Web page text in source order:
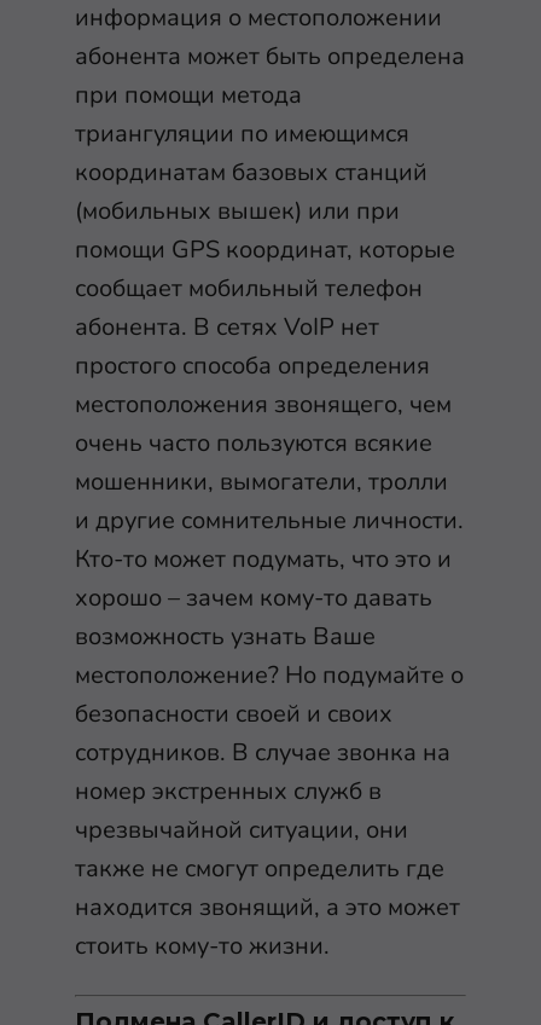
информация о местоположении
абонента может быть определена
при помощи метода
триангуляции по имеющимся
координатам базовых станций
(мобильных вышек) или при
помощи GPS координат, которые
сообщает мобильный телефон
абонента. В сетях VoIP нет
простого способа определения
местоположения звонящего, чем
очень часто пользуются всякие
мошенники, вымогатели, тролли
и другие сомнительные личности.
Кто-то может подумать, что это и
хорошо – зачем кому-то давать
возможность узнать Ваше
местоположение? Но подумайте о
безопасности своей и своих
сотрудников. В случае звонка на
номер экстренных служб в
чрезвычайной ситуации, они
также не смогут определить где
находится звонящий, а это может
стоить кому-то жизни.